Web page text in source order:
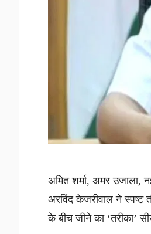
अमित शर्मा, अमर
अरविंद केजरीवाल ने स्पष्ट
के बीच जीने का ‘तरीका’